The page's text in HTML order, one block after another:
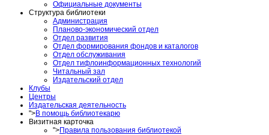
Официальные документы
Структура библиотеки
Администрация
Планово-экономический отдел
Отдел развития
Отдел формирования фондов и каталогов
Отдел обслуживания
Отдел тифлоинформационных технологий
Читальный зал
Издательский отдел
Клубы
Центры
Издательская деятельность
">В помощь библиотекарю
Визитная карточка
">Правила пользования библиотекой